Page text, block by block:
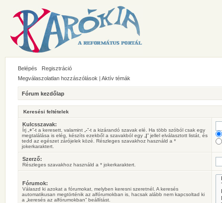
Belépés
Regisztráció
Megválaszolatlan hozzászólások | Aktív témák
Fórum kezdőlap
Keresési feltételek
Kulcsszavak:
Írj „ +”-t a keresett, valamint „ -”-t a kizárandó szavak elé. Ha több szóból csak egy
megtalálása is elég, készíts ezekből a szavakból egy „ |” jellel elválasztott listát, és
tedd az egészet zárójelek közé. Részleges szavakhoz használd a *
jokerkaraktert.
Szerző:
Részleges szavakhoz használd a * jokerkaraktert.
Fórumok:
Válaszd ki azokat a fórumokat, melyben keresni szeretnél. A keresés
automatikusan megtörténik az alfórumokban is, hacsak alább nem kapcsoltad ki
a „keresés az alfórumokban” beállítást.